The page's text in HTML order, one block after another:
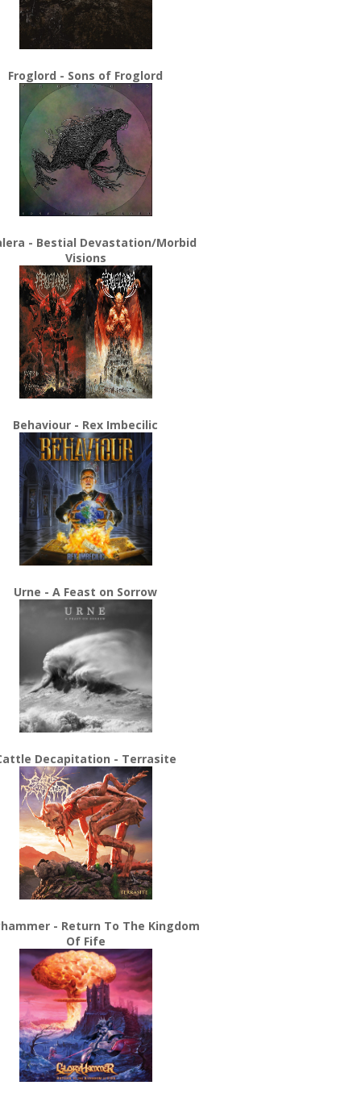
Froglord - Sons of Froglord
- Bestial Devastation/Morbid
Visions
Behaviour - Rex Imbecilic
Urne - A Feast on Sorrow
Decapitation - Terrasite
- Return To The Kingdom
Of Fife